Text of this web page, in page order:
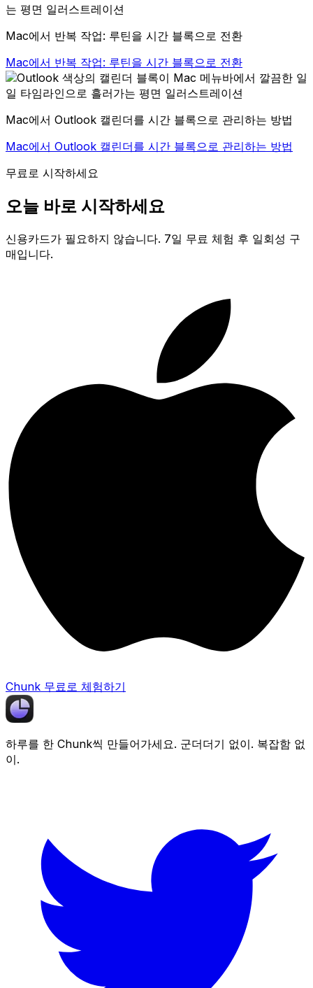
Mac에서 반복 작업: 루틴을 시간 블록으로 전환
Mac에서 반복 작업: 루틴을 시간 블록으로 전환
Mac에서 Outlook 캘린더를 시간 블록으로 관리하는 방법
Mac에서 Outlook 캘린더를 시간 블록으로 관리하는 방법
무료로 시작하세요
오늘 바로 시작하세요
신용카드가 필요하지 않습니다. 7일 무료 체험 후 일회성 구
매입니다.
Chunk 무료로 체험하기
하루를 한 Chunk씩 만들어가세요. 군더더기 없이. 복잡함 없
이.